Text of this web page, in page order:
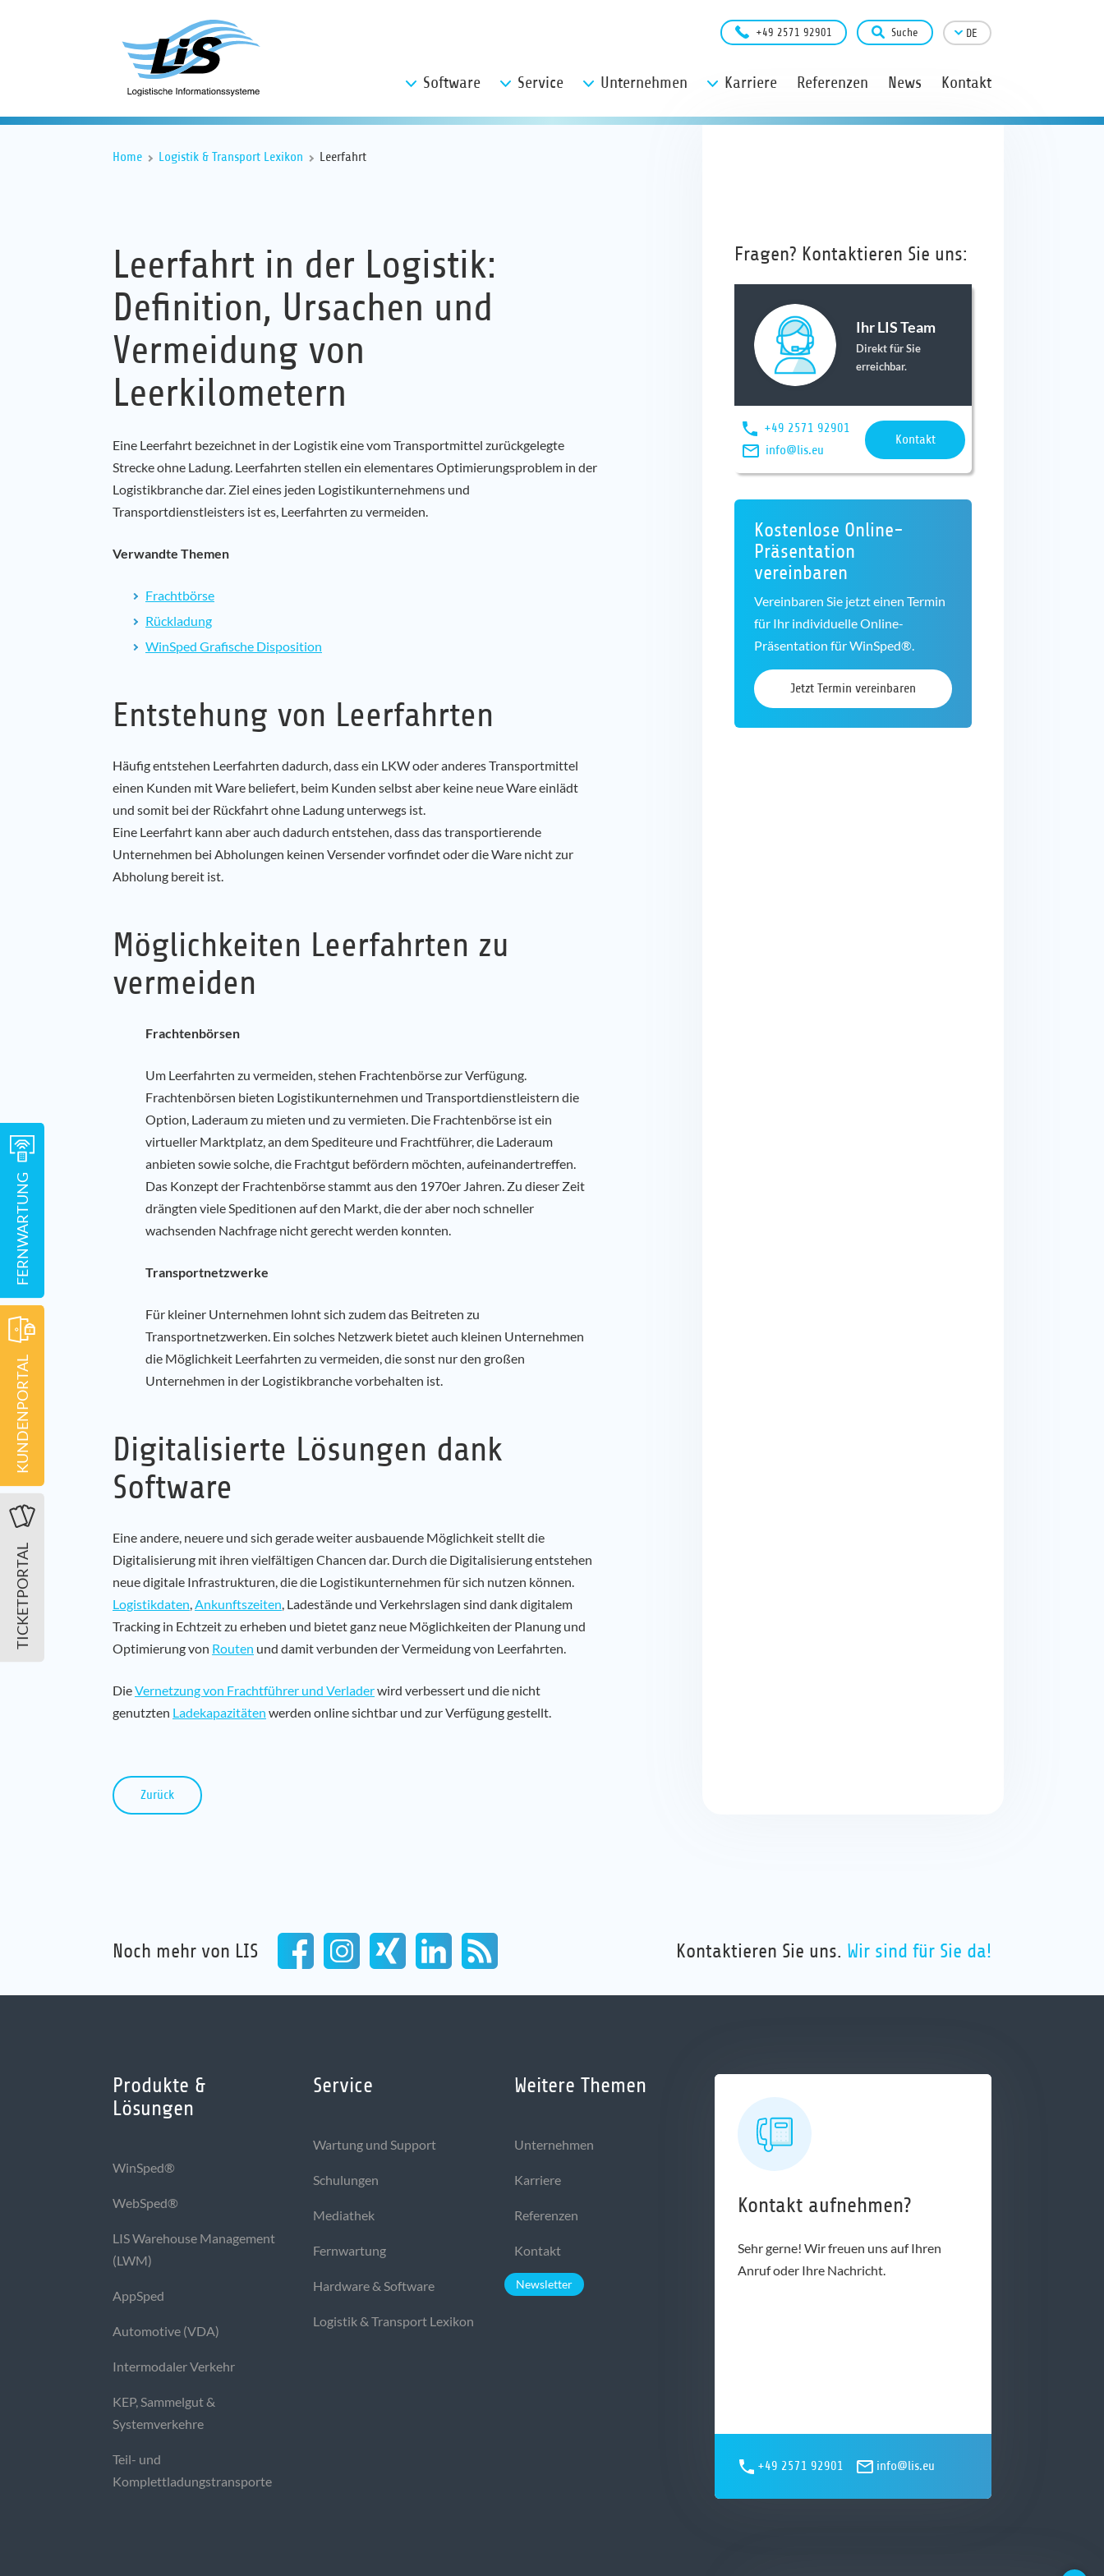
Software Service Unternehmen Karriere Referenzen News Kontakt
+49 2571 92901 Suche DE
Home Logistik & Transport Lexikon Leerfahrt
Leerfahrt in der Logistik:
Definition, Ursachen und
Vermeidung von
Leerkilometern
Eine Leerfahrt bezeichnet in der Logistik eine vom Transportmittel zurückgelegte
Strecke ohne Ladung. Leerfahrten stellen ein elementares Optimierungsproblem in der
Logistikbranche dar. Ziel eines jeden Logistikunternehmens und
Transportdienstleisters ist es, Leerfahrten zu vermeiden.
Verwandte Themen
Frachtbörse
Rückladung
WinSped Grafische Disposition
Entstehung von Leerfahrten
Häufig entstehen Leerfahrten dadurch, dass ein LKW oder anderes Transportmittel
einen Kunden mit Ware beliefert, beim Kunden selbst aber keine neue Ware einlädt
und somit bei der Rückfahrt ohne Ladung unterwegs ist.
Eine Leerfahrt kann aber auch dadurch entstehen, dass das transportierende
Unternehmen bei Abholungen keinen Versender vorfindet oder die Ware nicht zur
Abholung bereit ist.
Möglichkeiten Leerfahrten zu
vermeiden
Frachtenbörsen
Um Leerfahrten zu vermeiden, stehen Frachtenbörse zur Verfügung.
Frachtenbörsen bieten Logistikunternehmen und Transportdienstleistern die
Option, Laderaum zu mieten und zu vermieten. Die Frachtenbörse ist ein
virtueller Marktplatz, an dem Spediteure und Frachtführer, die Laderaum
anbieten sowie solche, die Frachtgut befördern möchten, aufeinandertreffen.
Das Konzept der Frachtenbörse stammt aus den 1970er Jahren. Zu dieser Zeit
drängten viele Speditionen auf den Markt, die der aber noch schneller
wachsenden Nachfrage nicht gerecht werden konnten.
Transportnetzwerke
Für kleiner Unternehmen lohnt sich zudem das Beitreten zu
Transportnetzwerken. Ein solches Netzwerk bietet auch kleinen Unternehmen
die Möglichkeit Leerfahrten zu vermeiden, die sonst nur den großen
Unternehmen in der Logistikbranche vorbehalten ist.
Digitalisierte Lösungen dank
Software
Eine andere, neuere und sich gerade weiter ausbauende Möglichkeit stellt die
Digitalisierung mit ihren vielfältigen Chancen dar. Durch die Digitalisierung entstehen
neue digitale Infrastrukturen, die die Logistikunternehmen für sich nutzen können.
Logistikdaten,Ankunftszeiten, Ladestände und Verkehrslagen sind dank digitalem
Tracking in Echtzeit zu erheben und bietet ganz neue Möglichkeiten der Planung und
Optimierung von Routen und damit verbunden der Vermeidung von Leerfahrten.
DieVernetzung von Frachtführer und Verladerwird verbessert und die nicht
genutzten Ladekapazitäten werden online sichtbar und zur Verfügung gestellt.
Zurück
Fragen? Kontaktieren Sie uns:
Ihr LIS Team
Direkt für Sie
erreichbar.
+49 2571 92901
info@lis.eu
Kontakt
Kostenlose Online-
Präsentation
vereinbaren
Vereinbaren Sie jetzt einen Termin
für Ihr individuelle Online-
Präsentation für WinSped®.
Jetzt Termin vereinbaren
Noch mehr von LIS Kontaktieren Sie uns. Wir sind für Sie da!
Produkte &
Lösungen
WinSped®
WebSped®
LIS Warehouse Management
(LWM)
AppSped
Automotive (VDA)
Intermodaler Verkehr
KEP, Sammelgut &
Systemverkehre
Teil- und
Komplettladungstransporte
Service
Wartung und Support
Schulungen
Mediathek
Fernwartung
Hardware & Software
Logistik & Transport Lexikon
Weitere Themen
Unternehmen
Karriere
Referenzen
Kontakt
Newsletter
Kontakt aufnehmen?
Sehr gerne! Wir freuen uns auf Ihren
Anruf oder Ihre Nachricht.
+49 2571 92901 info@lis.eu
TICKETPORTAL
KUNDENPORTAL
FERNWARTUNG